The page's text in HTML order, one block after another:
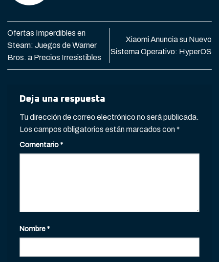
Ofertas Imperdibles en
Steam: Juegos de Warner
Bros. a Precios Irresistibles
Xiaomi Anuncia su Nuevo
Sistema Operativo: HyperOS
Deja una respuesta
Tu dirección de correo electrónico no será publicada.
Los campos obligatorios están marcados con*
Comentario*
Nombre*